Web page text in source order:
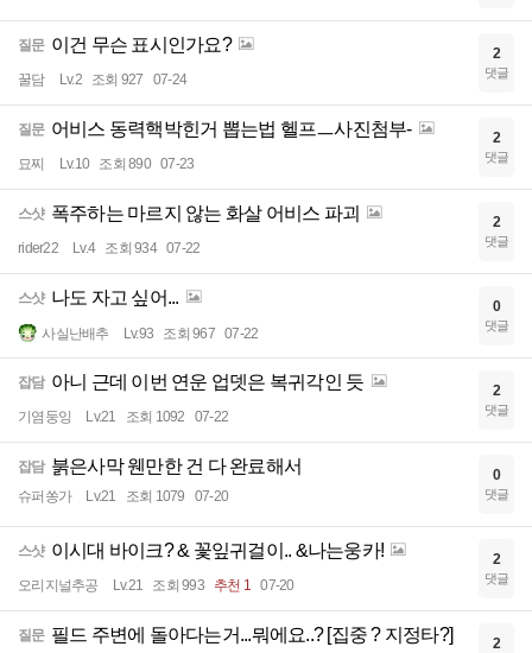
질문 이건 무슨 표시인가요?
꿀담 Lv.2 조회 927 07-24
2
댓글
질문 어비스 동력핵박힌거 뽑는법 헬프ㅡ사진첨부-
묘찌 Lv.10 조회 890 07-23
2
댓글
스샷 폭주하는 마르지 않는 화살 어비스 파괴
rider22 Lv.4 조회 934 07-22
2
댓글
스샷 나도 자고 싶어...
사실난배추 Lv.93 조회 967 07-22
0
댓글
잡담 아니 근데 이번 연운 업뎃은 복귀각인 듯
기염둥잉 Lv.21 조회 1092 07-22
2
댓글
잡담 붉은사막 웬만한 건 다 완료해서
슈퍼쏭가 Lv.21 조회 1079 07-20
0
댓글
스샷 이시대 바이크? & 꽃잎귀걸이.. &나는웅카!
오리지널추공 Lv.21 조회 993 추천 1 07-20
2
댓글
질문 필드 주변에 돌아다는거...뭐에요..? [집중 ? 지정타?] 2